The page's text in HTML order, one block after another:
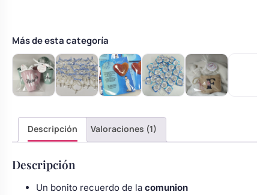
cantidad
Más de esta categoría
Descripción Valoraciones (1)
Descripción
Un bonito recuerdo de la comunion